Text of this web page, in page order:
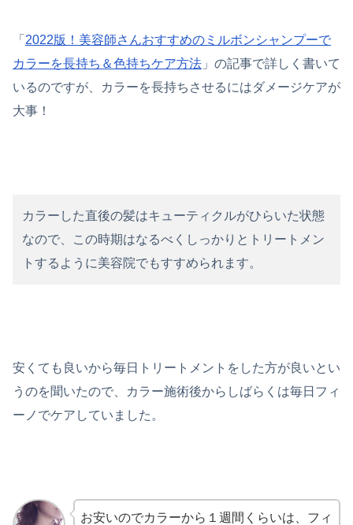
「 2022版！美容師さんおすすめのミルボンシャンプーで
カラーを長持ち＆色持ちケア方法 」の記事で詳しく書いて
いるのですが、カラーを長持ちさせるにはダメージケアが
大事！
カラーした直後の髪はキューティクルがひらいた状態
なので、この時期はなるべくしっかりとトリートメン
トするように美容院でもすすめられます。
安くても良いから毎日トリートメントをした方が良いとい
うのを聞いたので、カラー施術後からしばらくは毎日フィ
ーノでケアしていました。
お安いのでカラーから１週間くらいは、フィ